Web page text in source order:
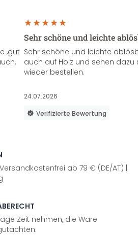
,gut
Sehr schöne und leichte
Sehr schöne und leichte
auch auf Holz und sehen
wieder bestellen.
24.07.2026
Verifizierte Bewertung
ab 79 € (DE/AT) |
Zeit nehmen, die Ware